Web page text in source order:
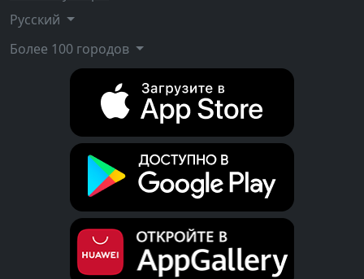
Русский
Более 100 городов